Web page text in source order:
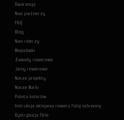
Gwarancja
Nasi partnerzy
F&Q
Blog
Nasi riderzy
Miejscówki
Zawody rowerowe
Jamy rowerowe
Nasze projekty
Nasze Marki
Paleta kolorów
Instrukcja oklejania roweru folią ochronną
Dystrybucja Title